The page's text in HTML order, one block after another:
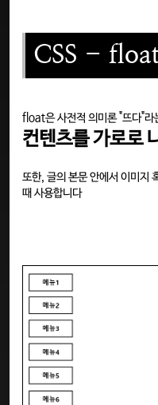
CSS -
float은 사전적 의미론 "뜨다"라
컨텐츠를 가로로
또한, 글의 본문 안에서 이미지
때 사용합니다